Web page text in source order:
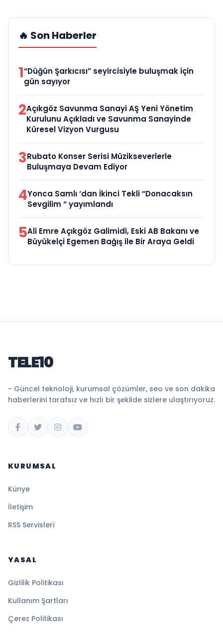
🔥 Son Haberler
1“Düğün Şarkıcısı” seyircisiyle buluşmak için
gün sayıyor
2Açıkgöz Savunma Sanayi AŞ Yeni Yönetim
Kurulunu Açıkladı ve Savunma Sanayinde
Küresel Vizyon Vurgusu
3Rubato Konser Serisi Müzikseverlerle
Buluşmaya Devam Ediyor
4Yonca Samlı ‘dan İkinci Tekli “Donacaksın
Sevgilim “ yayımlandı
5Ali Emre Açıkgöz Galimidi, Eski AB Bakanı ve
Büyükelçi Egemen Bağış ile Bir Araya Geldi
TELE10
- Güncel teknoloji, kurumsal çözümler, seo ve son dakika
haberlerini tarafsız ve hızlı bir şekilde sizlere ulaştırıyoruz.
KURUMSAL
Künye
İletişim
RSS Servisleri
YASAL
Gizlilik Politikası
Kullanım Şartları
Çerez Politikası